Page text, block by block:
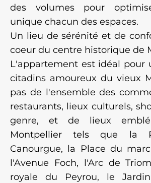
des volumes pour
unique chacun des espaces.
Un lieu de sérénité et de
coeur du centre historique de
L'appartement est idéal pour
citadins amoureux du vieux
pas de l'ensemble des
restaurants, lieux culturels,
genre, et de lieux
Montpellier tels que la
Canourgue, la Place du
l'Avenue Foch, l'Arc de
royale du Peyrou, le